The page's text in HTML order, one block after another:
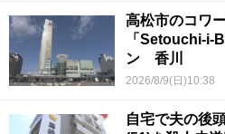
高松市のコワ
「Setouchi-i-
ン 香川
2026/8/9(日)10:38
自宅で夫の後